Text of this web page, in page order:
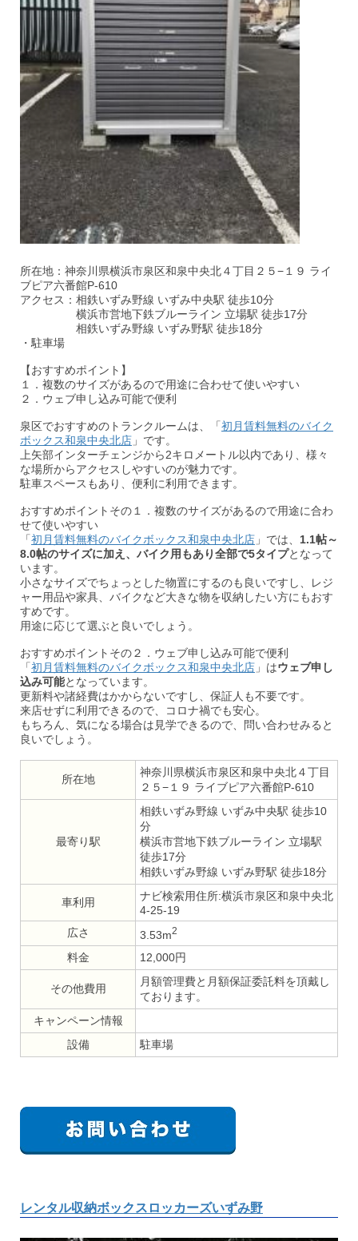
所在地：神奈川県横浜市泉区和泉中央北４丁目２５−１９ ライ
ブピア六番館P-610
アクセス：相鉄いずみ野線 いずみ中央駅 徒歩10分
横浜市営地下鉄ブルーライン 立場駅 徒歩17分
相鉄いずみ野線 いずみ野駅 徒歩18分
・駐車場
【おすすめポイント】
１．複数のサイズがあるので用途に合わせて使いやすい
２．ウェブ申し込み可能で便利
泉区でおすすめのトランクルームは、「初月賃料無料のバイク
ボックス和泉中央北店 」です。
上矢部インターチェンジから2キロメートル以内であり、様々
な場所からアクセスしやすいのが魅力です。
駐車スペースもあり、便利に利用できます。
おすすめポイントその１．複数のサイズがあるので用途に合わ
せて使いやすい
「初月賃料無料のバイクボックス和泉中央北店 」では、 1.1帖～
8.0帖のサイズに加え、バイク用もあり全部で5タイプとなって
います。
小さなサイズでちょっとした物置にするのも良いですし、レジ
ャー用品や家具、バイクなど大きな物を収納したい方にもおす
すめです。
用途に応じて選ぶと良いでしょう。
おすすめポイントその２．ウェブ申し込み可能で便利
「初月賃料無料のバイクボックス和泉中央北店 」はウェブ申し
込み可能となっています。
更新料や諸経費はかからないですし、保証人も不要です。
来店せずに利用できるので、コロナ禍でも安心。
もちろん、気になる場合は見学できるので、問い合わせみると
良いでしょう。
所在地
神奈川県横浜市泉区和泉中央北４丁目
２５−１９ ライブピア六番館P-610
最寄り駅
相鉄いずみ野線 いずみ中央駅 徒歩10
分
横浜市営地下鉄ブルーライン 立場駅
徒歩17分
相鉄いずみ野線 いずみ野駅 徒歩18分
車利用
ナビ検索用住所:横浜市泉区和泉中央北
4-25-19
広さ
3.53m2
料金 12,000円
その他費用
月額管理費と月額保証委託料を頂戴し
ております。
キャンペーン情報
設備
駐車場
レンタル収納ボックスロッカーズいずみ野